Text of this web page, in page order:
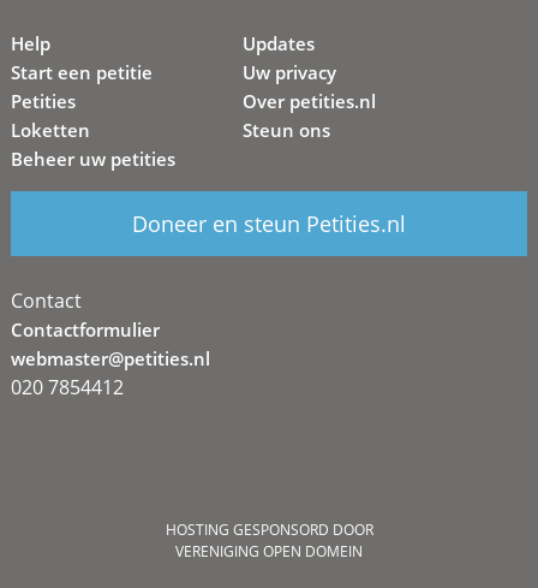
Help
Start een petitie
Petities
Loketten
Beheer uw petities
Updates
Uw privacy
Over petities.nl
Steun ons
Doneer en steun Petities.nl
Contact
Contactformulier
webmaster@petities.nl
020 7854412
HOSTING GESPONSORD DOOR
VERENIGING OPEN DOMEIN